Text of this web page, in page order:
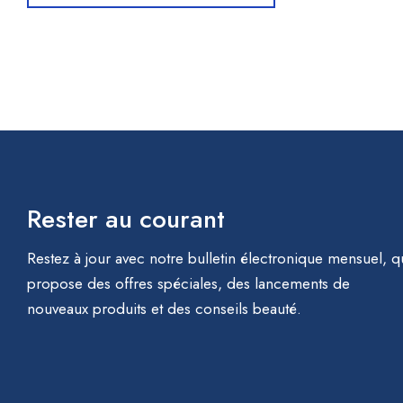
Rester au courant
Restez à jour avec notre bulletin électronique mensuel,
propose des offres spéciales, des lancements de
nouveaux produits et des conseils beauté.